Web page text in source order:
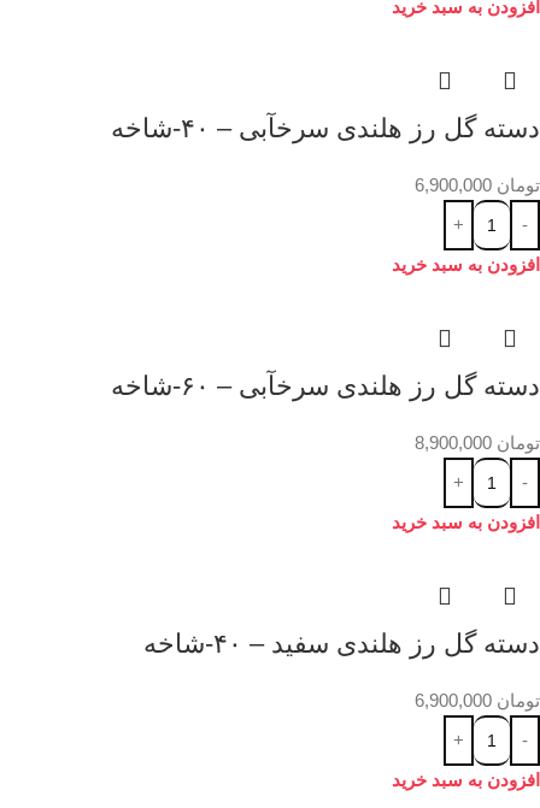
افزودن به سبد خرید
دسته گل رز هلندی سرخآبی – ۴۰-شاخه
تومان
افزودن به سبد خرید
دسته گل رز هلندی سرخآبی – ۶۰-شاخه
تومان
افزودن به سبد خرید
دسته گل رز هلندی سفید – ۴۰-شاخه
تومان
افزودن به سبد خرید